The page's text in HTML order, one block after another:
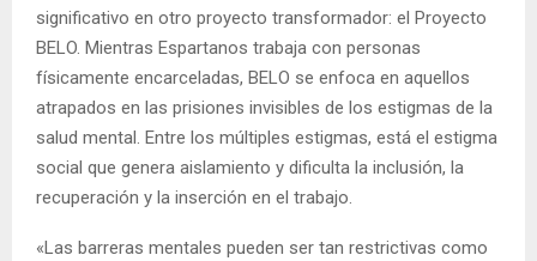
significativo en otro proyecto transformador: el Proyecto
BELO. Mientras Espartanos trabaja con personas
físicamente encarceladas, BELO se enfoca en aquellos
atrapados en las prisiones invisibles de los estigmas de la
salud mental. Entre los múltiples estigmas, está el estigma
social que genera aislamiento y dificulta la inclusión, la
recuperación y la inserción en el trabajo.
«Las barreras mentales pueden ser tan restrictivas como